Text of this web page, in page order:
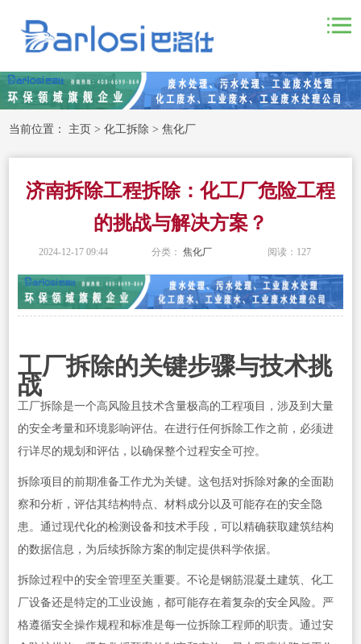
当前位置： 主页 >化工拆除 >焦化厂
济南拆除工程拆除：化工厂危险工程
的挑战与解决方案？
2024-12-17 09:44 分类：焦化厂 阅读： 127
工厂拆除的关键步骤与技术挑
战
工厂拆除是一个高风险且技术含量极高的工程项目，涉及到大量
的安全考量和环境影响评估。在进行任何拆除工作之前，必须进
行详尽的规划和评估，以确保整个过程安全可控。
拆除项目的前期准备工作尤为关键。这包括对拆除对象的全面勘
察和分析，评估其结构特点、材料成分以及可能存在的安全隐
患。通过现代化的检测设备和技术手段，可以精确获取建筑结构
的数据信息，为后续拆除方案的制定提供科学依据。
拆除过程中的安全管理至关重要。不论是钢筋混凝土建筑、化工
厂设备还是特定的工业设施，都可能存在着复杂的安全风险。严
格遵循安全操作规程和标准是每一位拆除工程师的职责。通过安